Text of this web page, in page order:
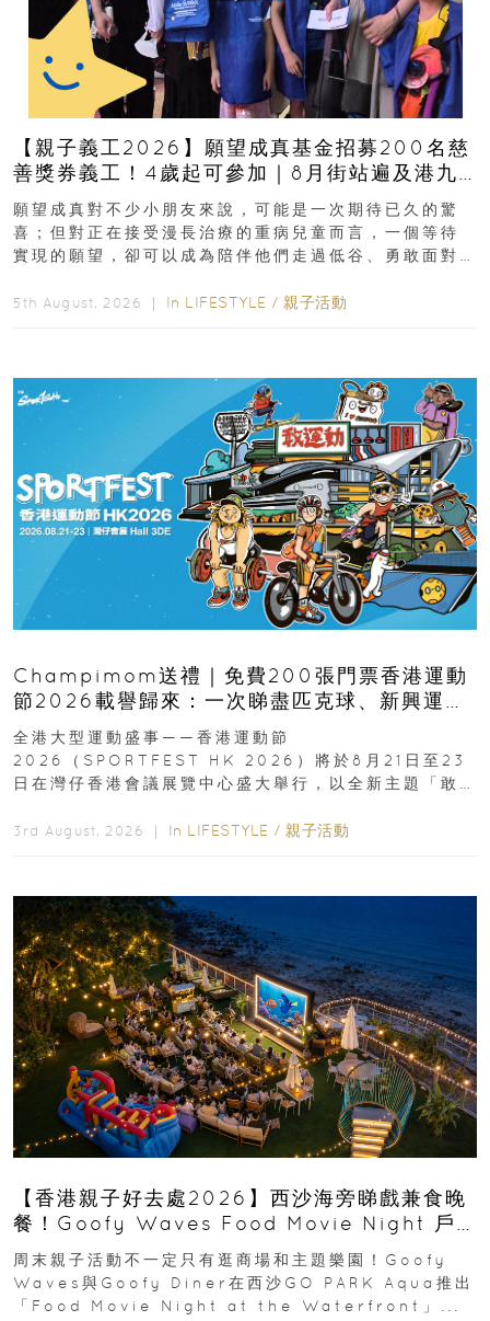
【親子義工2026】願望成真基金招募200名慈
善獎券義工！4歲起可參加｜8月街站遍及港九
新界
願望成真對不少小朋友來說，可能是一次期待已久的驚
喜；但對正在接受漫長治療的重病兒童而言，一個等待
實現的願望，卻可以成為陪伴他們走過低谷、勇敢面對
5th August, 2026 ｜ In LIFESTYLE / 親子活動
Champimom送禮｜免費200張門票香港運動
節2026載譽歸來：一次睇盡匹克球、新興運
動、街舞比賽＋逾百運動品牌展覽
全港大型運動盛事——香港運動節
2026（SPORTFEST HK 2026）將於8月21日至23
日在灣仔香港會議展覽中心盛大舉行，以全新主題「敢
3rd August, 2026 ｜ In LIFESTYLE / 親子活動
【香港親子好去處2026】西沙海旁睇戲兼食晚
餐！Goofy Waves Food Movie Night 戶
外影院逢週末登場
周末親子活動不一定只有逛商場和主題樂園！Goofy
Waves與Goofy Diner在西沙GO PARK Aqua推出
「Food Movie Night at the Waterfront」...